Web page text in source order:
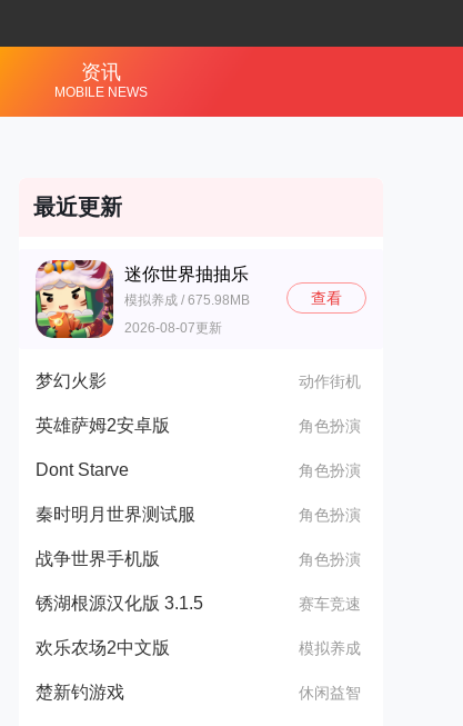
资讯
MOBILE NEWS
最近更新
迷你世界抽抽乐
模拟养成 / 675.98MB
2026-08-07更新
查看
梦幻火影 动作街机
英雄萨姆2安卓版 角色扮演
Dont Starve 角色扮演
秦时明月世界测试服 角色扮演
战争世界手机版 角色扮演
锈湖根源汉化版 3.1.5 赛车竞速
欢乐农场2中文版 模拟养成
楚新钓游戏 休闲益智